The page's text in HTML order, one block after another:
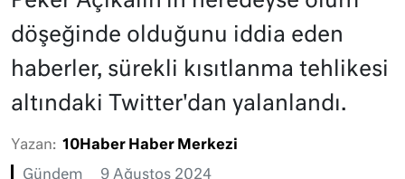
döşeğinde olduğunu iddia eden
haberler, sürekli kısıtlanma tehlikesi
altındaki Twitter'dan yalanlandı.
Yazan: 10Haber Haber Merkezi
Gündem 9 Ağustos 2024